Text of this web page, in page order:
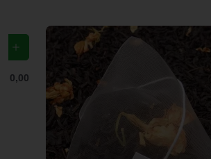
€ 0,00